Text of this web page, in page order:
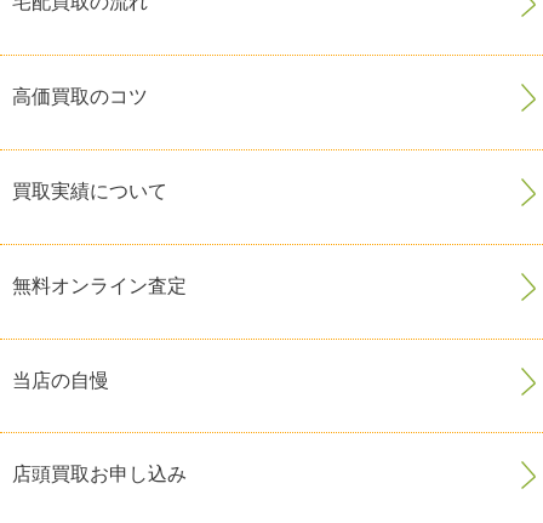
高価買取のコツ
買取実績について
無料オンライン査定
当店の自慢
店頭買取お申し込み